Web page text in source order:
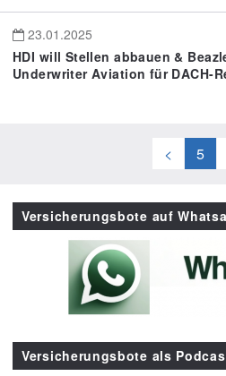
23.01.2025
HDI will Stellen abbauen &
Underwriter Aviation für DACH-
< 5
Versicherungsbote auf
Versicherungsbote als